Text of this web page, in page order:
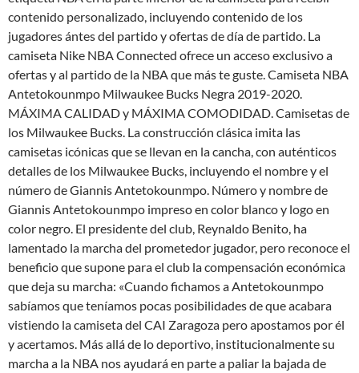
contenido personalizado, incluyendo contenido de los
jugadores ántes del partido y ofertas de día de partido. La
camiseta Nike NBA Connected ofrece un acceso exclusivo a
ofertas y al partido de la NBA que más te guste. Camiseta NBA
Antetokounmpo Milwaukee Bucks Negra 2019-2020.
MÁXIMA CALIDAD y MÁXIMA COMODIDAD. Camisetas de
los Milwaukee Bucks. La construcción clásica imita las
camisetas icónicas que se llevan en la cancha, con auténticos
detalles de los Milwaukee Bucks, incluyendo el nombre y el
número de Giannis Antetokounmpo. Número y nombre de
Giannis Antetokounmpo impreso en color blanco y logo en
color negro. El presidente del club, Reynaldo Benito, ha
lamentado la marcha del prometedor jugador, pero reconoce el
beneficio que supone para el club la compensación económica
que deja su marcha: «Cuando fichamos a Antetokounmpo
sabíamos que teníamos pocas posibilidades de que acabara
vistiendo la camiseta del CAI Zaragoza pero apostamos por él
y acertamos. Más allá de lo deportivo, institucionalmente su
marcha a la NBA nos ayudará en parte a paliar la bajada de